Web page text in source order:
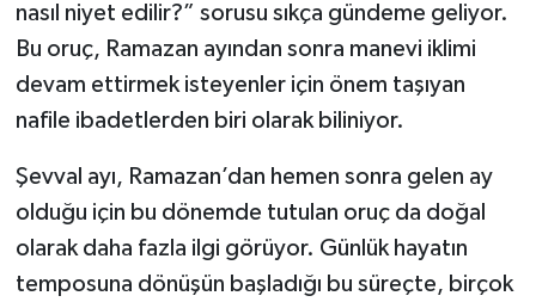
nasıl niyet edilir?” sorusu sıkça gündeme geliyor.
Bu oruç, Ramazan ayından sonra manevi iklimi
devam ettirmek isteyenler için önem taşıyan
nafile ibadetlerden biri olarak biliniyor.
Şevval ayı, Ramazan’dan hemen sonra gelen ay
olduğu için bu dönemde tutulan oruç da doğal
olarak daha fazla ilgi görüyor. Günlük hayatın
temposuna dönüşün başladığı bu süreçte, birçok
Şenpazar Haberleri
Seydiler Haberleri
Tosya Haberleri
Karadeniz Haberleri